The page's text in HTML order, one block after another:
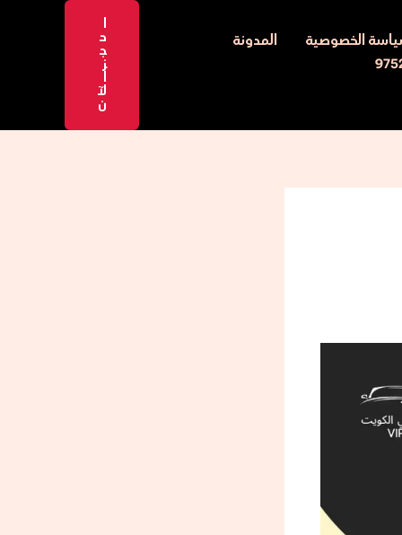
الخصوصية
المدونة
ا
ح
ج
ز
ا
لآ
ن